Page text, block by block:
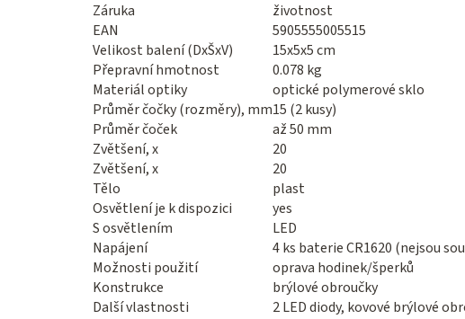
Záruka
životnost
EAN
5905555005515
Velikost balení (DxŠxV)
15x5x5 cm
Přepravní hmotnost
0.078 kg
Materiál optiky
optické polymerové sklo
Průměr čočky (rozměry), mm15 (2 kusy)
Průměr čoček
až 50 mm
Zvětšení, x
20
Zvětšení, x
20
Tělo
plast
Osvětlení je k dispozici
yes
S osvětlením
LED
Napájení
4 ks baterie CR1620 (nejsou
Možnosti použití
oprava hodinek/šperků
Konstrukce
brýlové obroučky
Další vlastnosti
2 LED diody, kovové brýlové